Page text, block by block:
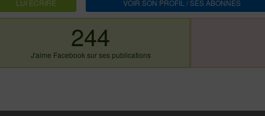
LUI ECRIRE VOIR SON PROFIL / SES ABONNES
244
J'aime Facebook sur ses publications